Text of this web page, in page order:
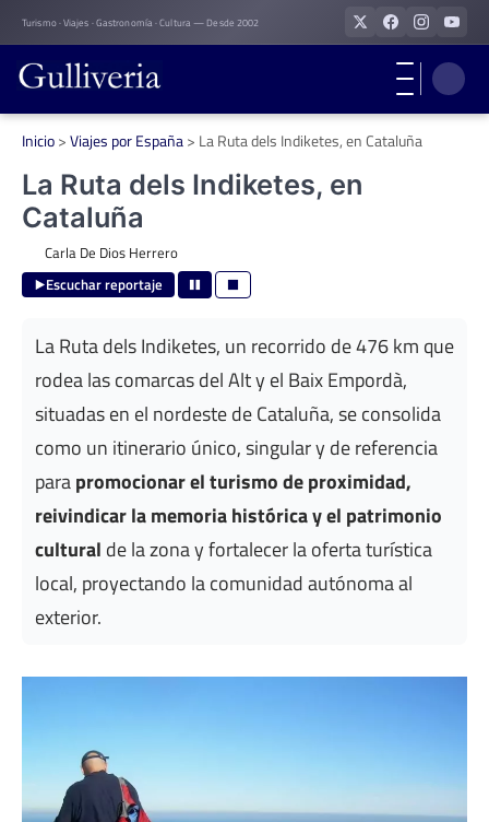
Skip
to
content
Turismo · Viajes · Gastronomía · Cultura — Desde 2002
Inicio>Viajes por España> La Ruta dels Indiketes, en Cataluña
La Ruta dels Indiketes, en
Cataluña
Carla De Dios Herrero
Escuchar reportaje
La Ruta dels Indiketes, un recorrido de 476 km que
rodea las comarcas del Alt y el Baix Empordà,
situadas en el nordeste de Cataluña, se consolida
como un itinerario único, singular y de referencia
parapromocionar el turismo de proximidad,
reivindicar la memoria histórica y el patrimonio
cultural de la zona y fortalecer la oferta turística
local, proyectando la comunidad autónoma al
exterior.